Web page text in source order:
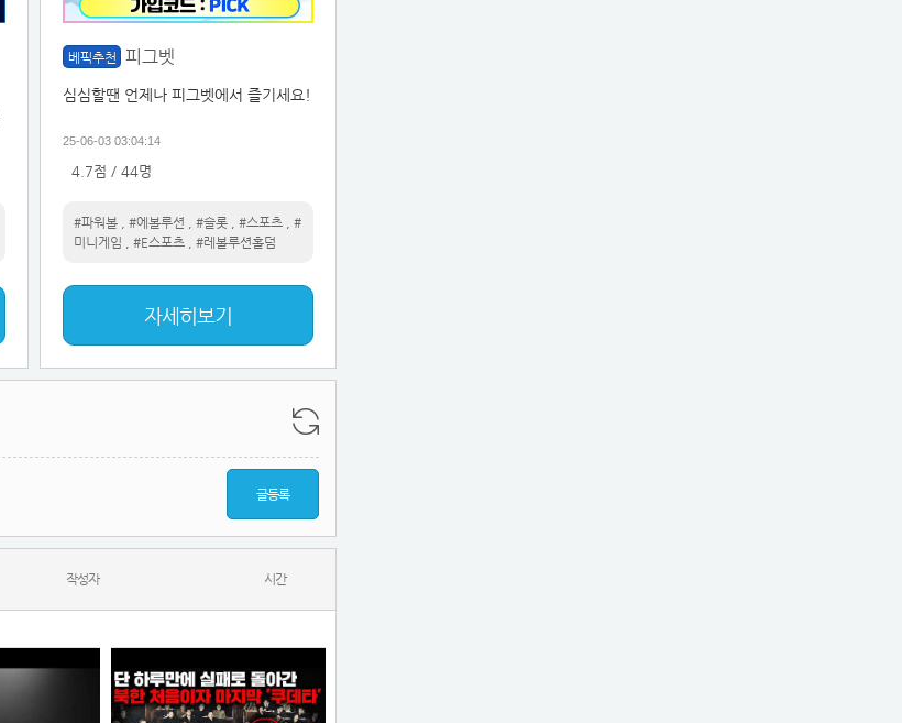
베픽추천 피그벳
심심할땐 언제나 피그벳에서 즐기세요!
25-06-03 03:04:14
4.7점 / 44명
#파워볼 #에볼루션 #슬롯 #스포츠
#
미니게임
#E스포츠 #레볼루션홀덤
자세히보기
글등록
작성자 시간